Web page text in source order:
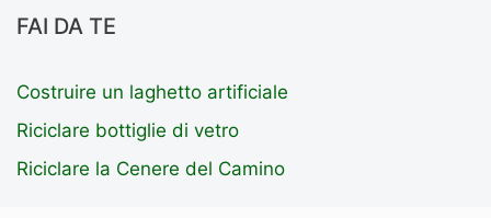
FAI DA TE
Costruire un laghetto artificiale
Riciclare bottiglie di vetro
Riciclare la Cenere del Camino